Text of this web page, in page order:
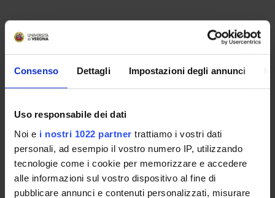
Consenso Dettagli Impostazioni degli annunci
Uso responsabile dei dati
Noi e i nostri 1022 partner trattiamo i vostri dati
personali, ad esempio il vostro numero IP, utilizzando
tecnologie come i cookie per memorizzare e accedere
alle informazioni sul vostro dispositivo al fine di
pubblicare annunci e contenuti personalizzati, misurare
PROJECT PARTICIPANTS
Riccardo Bonadonna
Emeritus Professor
Maria Linda Boselli
Michele Muggeo
Maddalena Trombetta